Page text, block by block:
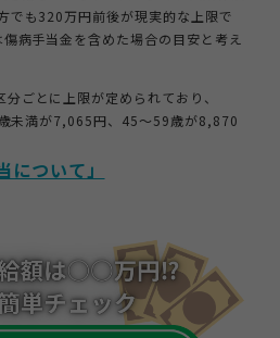
でも320万円前後が現実的な上限で
病手当金を含めた場合の目安と考え
ごとに上限が定められており、
未満が7,065円、45〜59歳が8,870
ついて」